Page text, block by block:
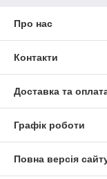
Про нас
Контакти
Доставка та
Графік роботи
Повна версія